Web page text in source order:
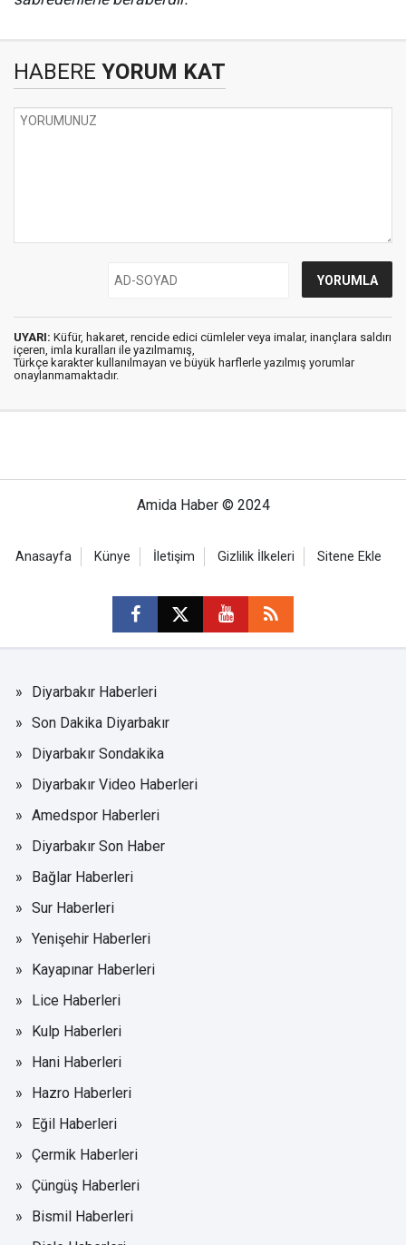
HABERE YORUM KAT
UYARI: Küfür, hakaret, rencide edici cümleler veya imalar, inançlara saldırı
içeren, imla kuralları ile yazılmamış,
Türkçe karakter kullanılmayan ve büyük harflerle yazılmış yorumlar
onaylanmamaktadır.
Amida Haber © 2024
Anasayfa Künye İletişim Gizlilik İlkeleri Sitene Ekle
Diyarbakır Haberleri
Son Dakika Diyarbakır
Diyarbakır Sondakika
Diyarbakır Video Haberleri
Amedspor Haberleri
Diyarbakır Son Haber
Bağlar Haberleri
Sur Haberleri
Yenişehir Haberleri
Kayapınar Haberleri
Lice Haberleri
Kulp Haberleri
Hani Haberleri
Hazro Haberleri
Eğil Haberleri
Çermik Haberleri
Çüngüş Haberleri
Bismil Haberleri